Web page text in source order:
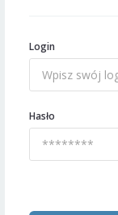
Login
Hasło